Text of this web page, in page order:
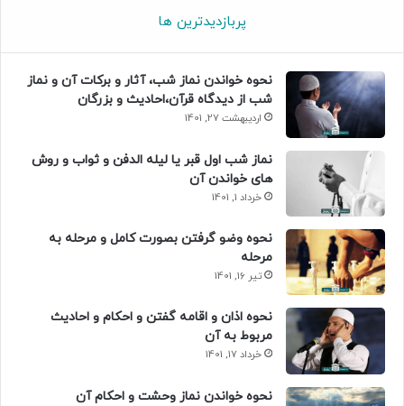
پربازدیدترین ها
نحوه خواندن نماز شب، آثار و برکات آن و نماز
شب از دیدگاه قرآن،احادیث و بزرگان
اردیبهشت 27, 1401
نماز شب اول قبر یا لیله الدفن و ثواب و روش
های خواندن آن
خرداد 1, 1401
نحوه وضو گرفتن بصورت کامل و مرحله به
مرحله
تیر 16, 1401
نحوه اذان و اقامه گفتن و احکام و احادیث
مربوط به آن
خرداد 17, 1401
نحوه خواندن نماز وحشت و احکام آن